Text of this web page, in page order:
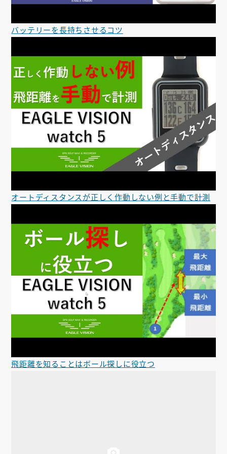
バッテリーを長持ちさせるコツ
オートディスタンスが正しく作動しない例と手動で計測
飛距離を知ることはボール探しに役立つ